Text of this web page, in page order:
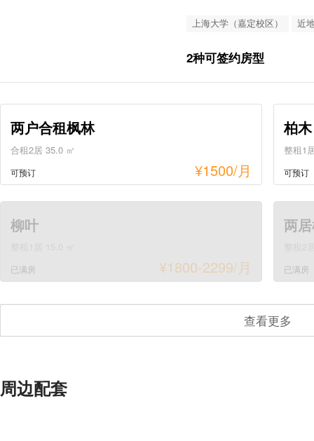
上海大学（嘉定校区） 近
2种可签约房型
两户合租枫林
合租2居 35.0 ㎡
可预订 /月
1500
¥
柏木
整租1
可预订
柳叶
已满房 /月
1800-2299
¥
两
已满房
套
查看更多
周边配套